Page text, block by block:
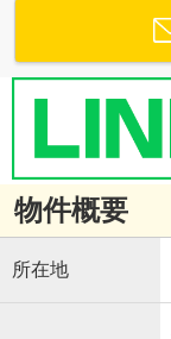
物件概要
所在地